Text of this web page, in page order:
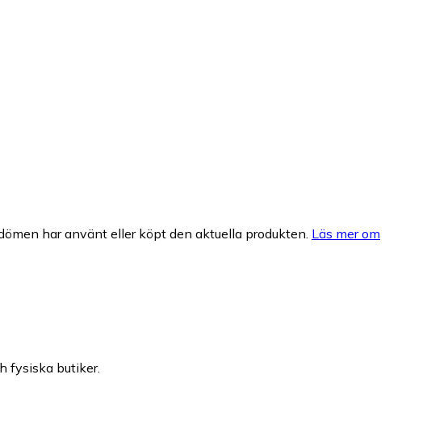
har använt eller köpt den aktuella produkten. Läs mer om
fysiska butiker.